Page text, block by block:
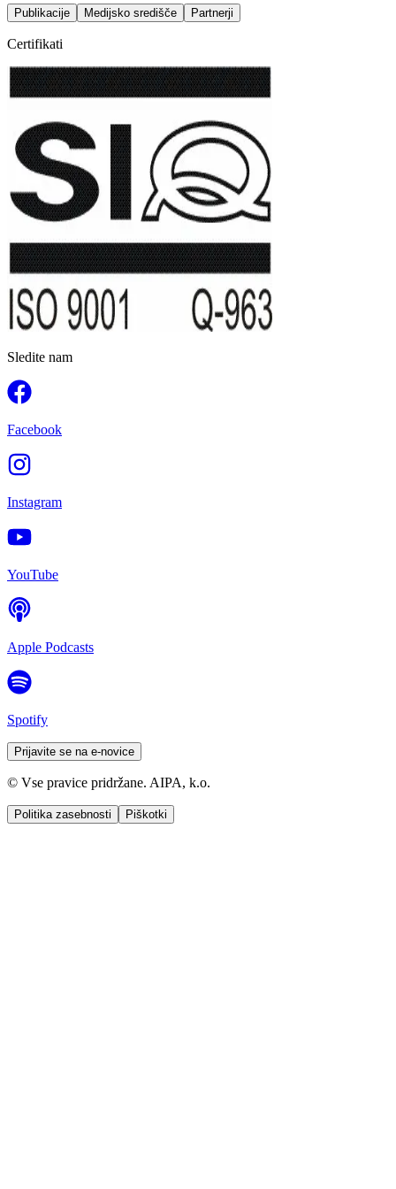
Publikacije Medijsko središče Partnerji
Certifikati
Sledite nam
Facebook
Instagram
YouTube
Apple Podcasts
Spotify
Prijavite se na e-novice
© Vse pravice pridržane. AIPA, k.o.
Politika zasebnosti Piškotki